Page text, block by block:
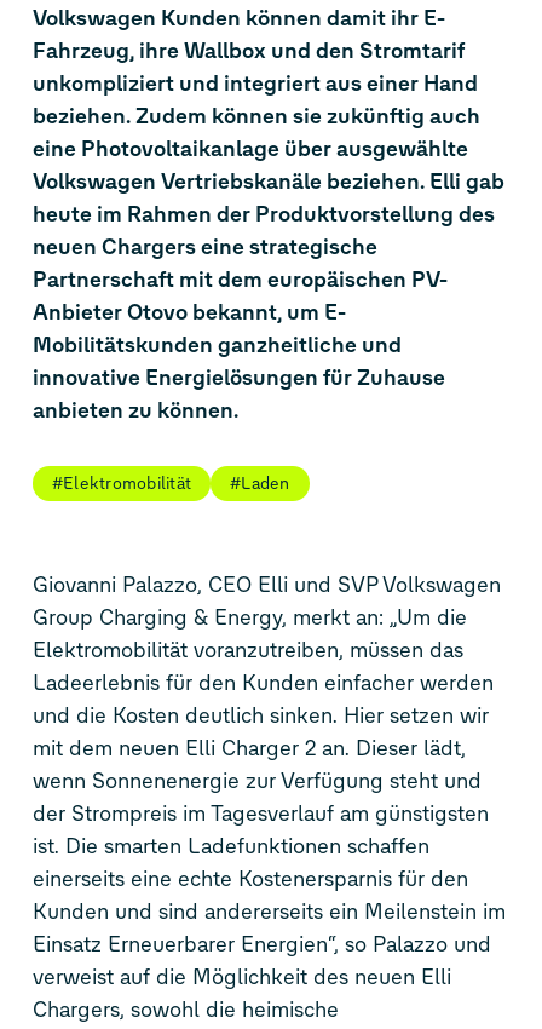
Volkswagen Kunden können damit ihr E-
Fahrzeug, ihre Wallbox und den Stromtarif
unkompliziert und integriert aus einer Hand
beziehen. Zudem können sie zukünftig auch
eine Photovoltaikanlage über ausgewählte
Volkswagen Vertriebskanäle beziehen. Elli gab
heute im Rahmen der Produktvorstellung des
neuen Chargers eine strategische
Partnerschaft mit dem europäischen PV-
Anbieter Otovobekannt, um E-
Mobilitätskunden ganzheitliche und
innovative Energielösungen für Zuhause
anbieten zu können.
#Elektromobilität #Laden
Giovanni Palazzo, CEO Elli und SVP Volkswagen
Group Charging & Energy, merkt an: „Um die
Elektromobilität voranzutreiben, müssen das
Ladeerlebnis für den Kunden einfacher werden
und die Kosten deutlich sinken. Hier setzen wir
mit dem neuen Elli Charger 2 an. Dieser lädt,
wenn Sonnenenergie zur Verfügung steht und
der Strompreis im Tagesverlauf am günstigsten
ist. Die smarten Ladefunktionen schaffen
einerseits eine echte Kostenersparnis für den
Kunden und sind andererseits ein Meilenstein im
Einsatz Erneuerbarer Energien“, so Palazzo und
verweist auf die Möglichkeit des neuen Elli
Chargers, sowohl die heimische